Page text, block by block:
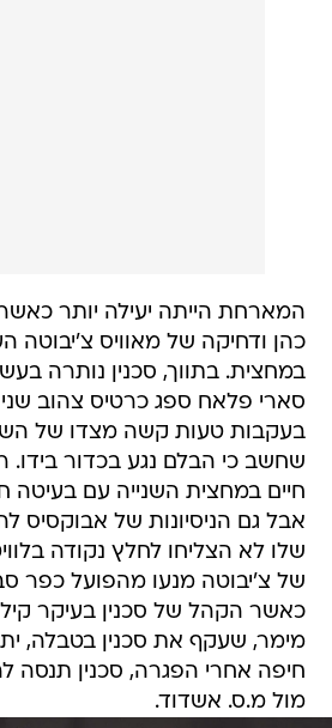
המארחת הייתה יעילה יותר
כהן ודחיקה של מאוויס צ'יבוטה
במחצית. בתווך, סכנין נותרה
בעקבות טעות קשה מצדו של
שחשב כי הבלם נגע בכדור בידו.
חיים במחצית השנייה עם בעיטה
אבל גם הניסיונות של אבוקסיס
שלו לא הצליחו לחלץ נקודה
של צ'יבוטה מנעו מהפועל כפר
כאשר הקהל של סכנין בעיקר
מימר, שעקף את סכנין בטבלה,
חיפה אחרי הפגרה, סכנין תנסה
מול מ.ס. אשדוד.